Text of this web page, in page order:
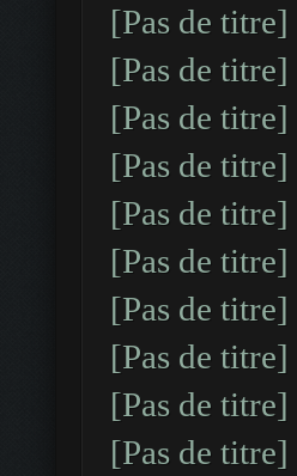
[Pas de titre]
[Pas de titre]
[Pas de titre]
[Pas de titre]
[Pas de titre]
[Pas de titre]
[Pas de titre]
[Pas de titre]
[Pas de titre]
[Pas de titre]